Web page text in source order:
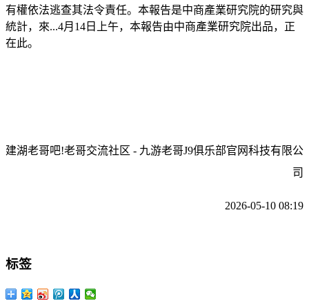
有權依法逃查其法令責任。本報告是中商產業研究院的研究與
統計，來...4月14日上午，本報告由中商產業研究院出品，正
在此。
建湖老哥吧!老哥交流社区 - 九游老哥J9俱乐部官网科技有限公
司
2026-05-10 08:19
标签